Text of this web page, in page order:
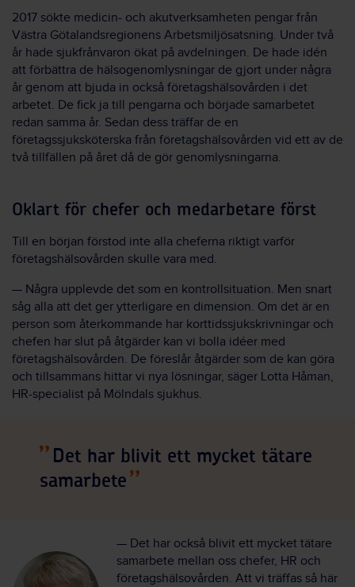
2017 sökte medicin- och akutverksamheten pengar från
Västra Götalandsregionens Arbetsmiljösatsning. Under två
år hade sjukfrånvaron ökat på avdelningen. De hade idén
att förbättra de hälsogenomlysningar de gjort under några
år genom att bjuda in också företagshälsovården i det
arbetet. De fick ja till pengarna och började samarbetet
redan samma år. Sedan dess träffar de en
företagssjuksköterska från företagshälsovården vid ett av de
två tillfällen på året då de gör genomlysningarna.
Oklart för chefer och medarbetare först
Till en början förstod inte alla cheferna riktigt varför
företagshälsovården skulle vara med.
— Några upplevde det som en kontrollsituation. Men snart
såg alla att det ger ytterligare en dimension. Om det är en
person som återkommande har korttidssjukskrivningar och
chefen har slut på åtgärder kan vi bolla idéer med
företagshälsovården. De föreslår åtgärder som de kan göra
och tillsammans hittar vi nya lösningar, säger Lotta Håman,
HR-specialist på Mölndals sjukhus.
Det har blivit ett mycket tätare
samarbete
— Det har också blivit ett mycket tätare
samarbete mellan oss chefer, HR och
företagshälsovården. Att vi träffas så här